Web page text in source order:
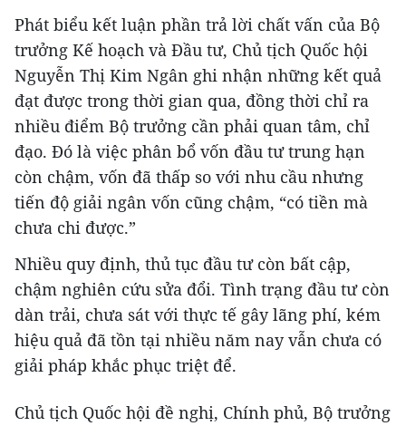
Phát biểu kết luận phần trả lời chất vấn của Bộ
trưởng Kế hoạch và Đầu tư, Chủ tịch Quốc hội
Nguyễn Thị Kim Ngân ghi nhận những kết quả
đạt được trong thời gian qua, đồng thời chỉ ra
nhiều điểm Bộ trưởng cần phải quan tâm, chỉ
đạo. Đó là việc phân bổ vốn đầu tư trung hạn
còn chậm, vốn đã thấp so với nhu cầu nhưng
tiến độ giải ngân vốn cũng chậm, “có tiền mà
chưa chi được.”
Nhiều quy định, thủ tục đầu tư còn bất cập,
chậm nghiên cứu sửa đổi. Tình trạng đầu tư còn
dàn trải, chưa sát với thực tế gây lãng phí, kém
hiệu quả đã tồn tại nhiều năm nay vẫn chưa có
giải pháp khắc phục triệt để.
Chủ tịch Quốc hội đề nghị, Chính phủ, Bộ trưởng